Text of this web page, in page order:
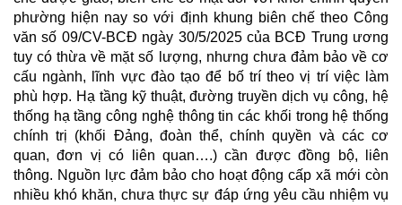
phường hiện nay so với định khung biên chế theo Công
văn số 09/CV-BCĐ ngày 30/5/2025 của BCĐ Trung ương
tuy có thừa về mặt số lượng, nhưng chưa đảm bảo về cơ
cấu ngành, lĩnh vực đào tạo để bố trí theo vị trí việc làm
phù hợp. Hạ tầng kỹ thuật, đường truyền dịch vụ công, hệ
thống hạ tầng công nghệ thông tin các khối trong hệ thống
chính trị (khối Đảng, đoàn thể, chính quyền và các cơ
quan, đơn vị có liên quan….) cần được đồng bộ, liên
thông. Nguồn lực đảm bảo cho hoạt động cấp xã mới còn
nhiều khó khăn, chưa thực sự đáp ứng yêu cầu nhiệm vụ